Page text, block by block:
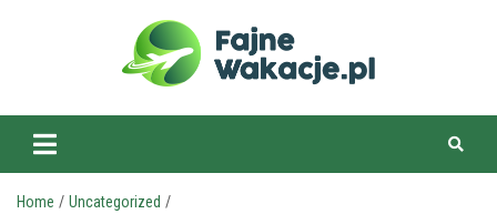
fajnewakacje.pl
Home
Uncategorized